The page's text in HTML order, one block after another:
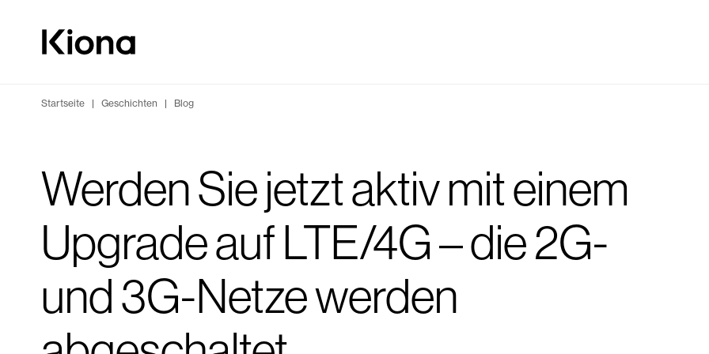
Zur Homepage wechseln
Startseite | Geschichten | Blog
Werden Sie jetzt aktiv mit einem
Upgrade auf LTE/4G – die 2G-
und 3G-Netze werden